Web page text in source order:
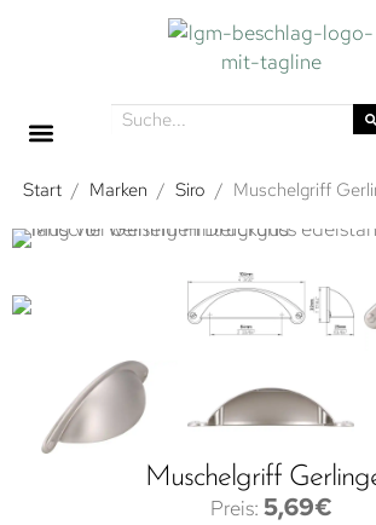
Start / Marken / Siro / Muschelgriff
Muschelgriff
5,69€